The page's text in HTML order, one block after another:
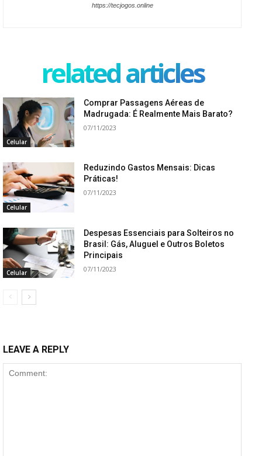
https://tecjogos.online
related articles
Celular
Comprar Passagens Aéreas de
Madrugada: É Realmente Mais Barato?
07/11/2023
Celular
Reduzindo Gastos Mensais: Dicas
Práticas!
07/11/2023
Celular
Despesas Essenciais para Solteiros no
Brasil: Gás, Aluguel e Outros Boletos
Principais
07/11/2023
LEAVE A REPLY